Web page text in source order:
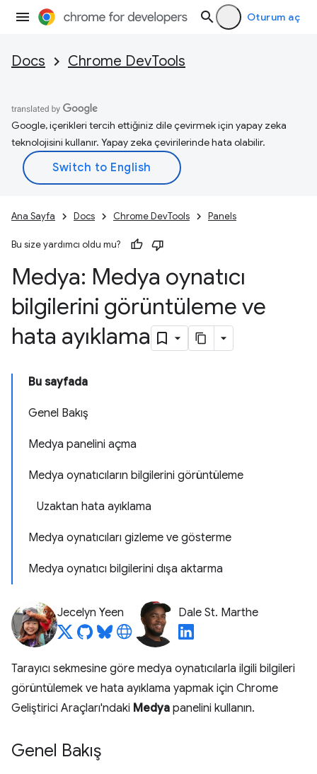
Oturum aç
Docs Chrome DevTools
Google, içerikleri tercih ettiğiniz dile çevirmek için yapay zeka
teknolojisini kullanır. Yapay zeka çevirilerinde hata olabilir.
Ana Sayfa Docs Chrome DevTools Panels
Bu size yardımcı oldu mu?
Medya: Medya oynatıcı
bilgilerini görüntüleme ve
hata ayıklama
Bu sayfada
Genel Bakış
Medya panelini açma
Medya oynatıcıların bilgilerini görüntüleme
Uzaktan hata ayıklama
Medya oynatıcıları gizleme ve gösterme
Medya oynatıcı bilgilerini dışa aktarma
Jecelyn Yeen Dale St. Marthe
Tarayıcı sekmesine göre medya oynatıcılarla ilgili bilgileri
görüntülemek ve hata ayıklama yapmak için Chrome
Geliştirici Araçları'ndaki Medya panelini kullanın.
Genel Bakış